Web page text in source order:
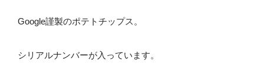
Google謹製のポテトチップス。
シリアルナンバーが入っています。